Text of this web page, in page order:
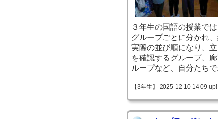
３年生の国語の授業で
グループごとに分かれ
実際の並び順になり、
を確認するグループ、
ループなど、自分たち
【3年生】 2025-12-10 14:09 up!